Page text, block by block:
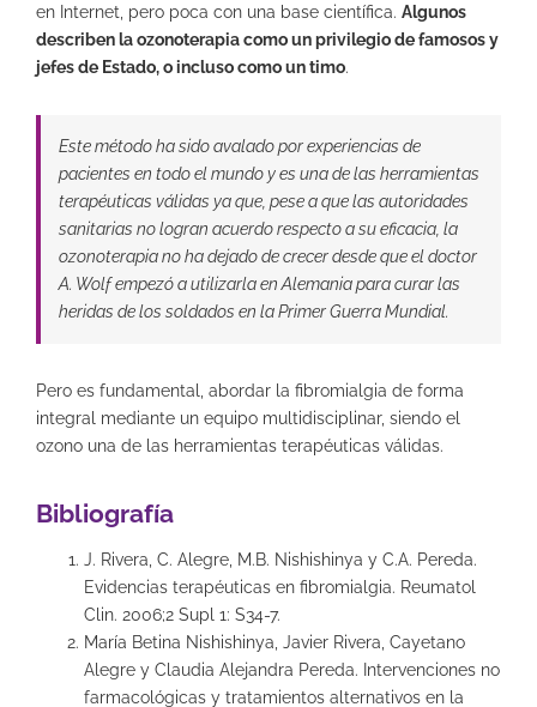
en Internet, pero poca con una base científica. Algunos
describen la ozonoterapia como un privilegio de famosos y
jefes de Estado, o incluso como un timo.
Este método ha sido avalado por experiencias de
pacientes en todo el mundo y es una de las herramientas
terapéuticas válidas ya que, pese a que las autoridades
sanitarias no logran acuerdo respecto a su eficacia, la
ozonoterapia no ha dejado de crecer desde que el doctor
A. Wolf empezó a utilizarla en Alemania para curar las
heridas de los soldados en la Primer Guerra Mundial.
Pero es fundamental, abordar la fibromialgia de forma
integral mediante un equipo multidisciplinar, siendo el
ozono una de las herramientas terapéuticas válidas.
Bibliografía
J. Rivera, C. Alegre, M.B. Nishishinya y C.A. Pereda.
Evidencias terapéuticas en fibromialgia. Reumatol
Clin. 2006;2 Supl 1: S34-7.
María Betina Nishishinya, Javier Rivera, Cayetano
Alegre y Claudia Alejandra Pereda. Intervenciones no
farmacológicas y tratamientos alternativos en la